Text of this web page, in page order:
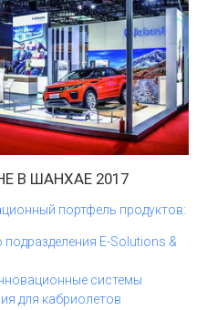
В ШАНХАЕ 2017
портфель продуктов:
E-Solutions &
системы
для кабриолетов